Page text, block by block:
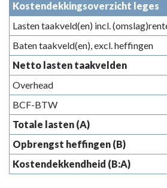
Kostendekkingsoverzicht leges
Lasten taakveld(en) incl.
Baten taakveld(en), excl. heffingen
Netto lasten taakvelden
Overhead
BCF-BTW
Totale lasten (A)
Opbrengst heffingen (B)
Kostendekkendheid (B:A)